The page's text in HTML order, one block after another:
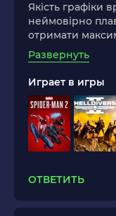
Якість графіки
неймовірно
отримати
Развернуть
Играет в игры
ОТВЕТИТЬ